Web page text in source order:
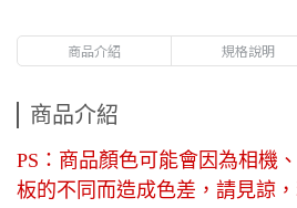
商品介紹 規格說明
商品介紹
PS：商品顏色可能會因為相機
板的不同而造成色差，請見諒